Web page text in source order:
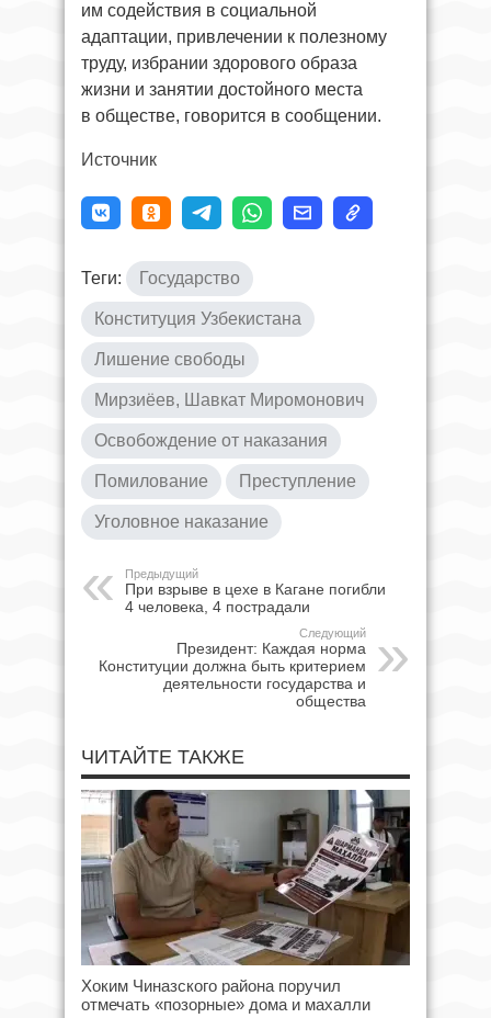
им содействия в социальной
адаптации, привлечении к полезному
труду, избрании здорового образа
жизни и занятии достойного места
в обществе, говорится в сообщении.
Источник
Теги: Государство
Конституция Узбекистана
Лишение свободы
Мирзиёев, Шавкат Миромонович
Освобождение от наказания
Помилование Преступление
Уголовное наказание
Предыдущий
При взрыве в цехе в Кагане погибли
4 человека, 4 пострадали
Следующий
Президент: Каждая норма
Конституции должна быть критерием
деятельности государства и
общества
ЧИТАЙТЕ ТАКЖЕ
Хоким Чиназского района поручил
отмечать «позорные» дома и махалли